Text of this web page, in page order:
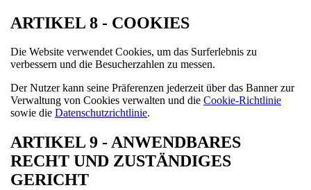
ARTIKEL 8 - COOKIES
Die Website verwendet Cookies, um das Surferlebnis zu
verbessern und die Besucherzahlen zu messen.
Der Nutzer kann seine Präferenzen jederzeit über das Banner zur
Verwaltung von Cookies verwalten und die Cookie-Richtlinie
sowie die Datenschutzrichtlinie.
ARTIKEL 9 - ANWENDBARES
RECHT UND ZUSTÄNDIGES
GERICHT